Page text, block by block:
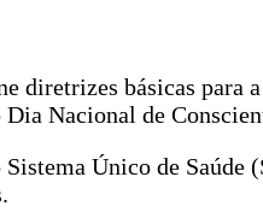
diretrizes básicas para
Nacional de
Único de Saúde